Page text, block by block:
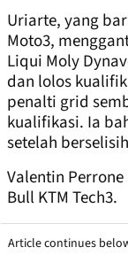
Uriarte, yang
Moto3,
Liqui Moly
dan lolos
penalti grid
kualifikasi. Ia
setelah
Valentin
Bull KTM Tech3.
Article continues